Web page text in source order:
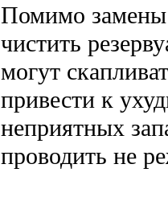
Помимо замены
чистить
могут
привести к
неприятных
проводить не